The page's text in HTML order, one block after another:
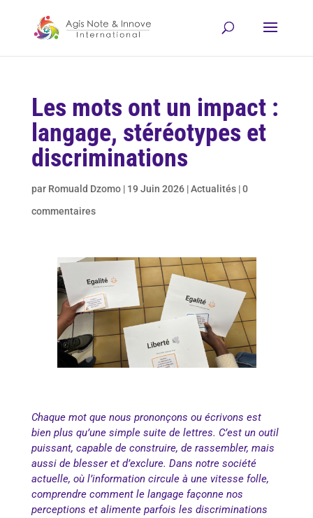
Les mots ont un impact :
langage, stéréotypes et
discriminations
par Romuald Dzomo| 19 Juin 2026|Actualités|0
commentaires
Chaque mot que nous prononçons ou écrivons est
bien plus qu’une simple suite de lettres. C’est un outil
puissant, capable de construire, de rassembler, mais
aussi de blesser et d’exclure. Dans notre société
actuelle, où l’information circule à une vitesse folle,
comprendre comment le langage façonne nos
perceptions et alimente parfois les discriminations